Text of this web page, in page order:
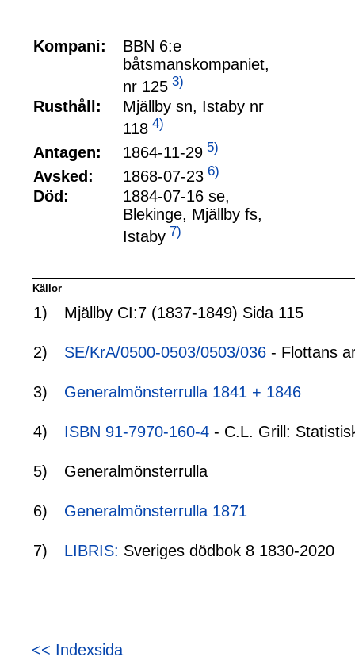
Kompani:
BBN 6:e
båtsmanskompaniet,
nr 125 3)
Rusthåll:
Mjällby sn, Istaby nr
118 4)
Antagen: 1864-11-29 5)
Avsked: 1868-07-23 6)
Död:
1884-07-16 se,
Blekinge, Mjällby fs,
Istaby 7)
Källor
1) Mjällby CI:7 (1837-1849) Sida 115
2) SE/KrA/0500-0503/0503/036 - Flottans
3) Generalmönsterrulla 1841 + 1846
4) ISBN 91-7970-160-4 - C.L. Grill:
5) Generalmönsterrulla
6) Generalmönsterrulla 1871
7) LIBRIS: Sveriges dödbok 8 1830-2020
<< Indexsida